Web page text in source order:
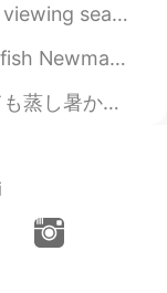
14:39
りまし
し、雨が結構降っているので、...
money trees. and a l...
訂正してください。ちなみに、今日の晩御飯はお寿司...